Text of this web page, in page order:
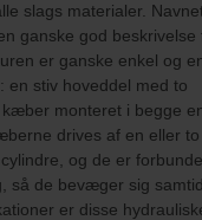
slags materialer.
ganske god beskrivelse
er ganske enkel og
en stiv hoveddel med to
monteret i begge
drives af en eller to
og de er
så de bevæger sig
er disse